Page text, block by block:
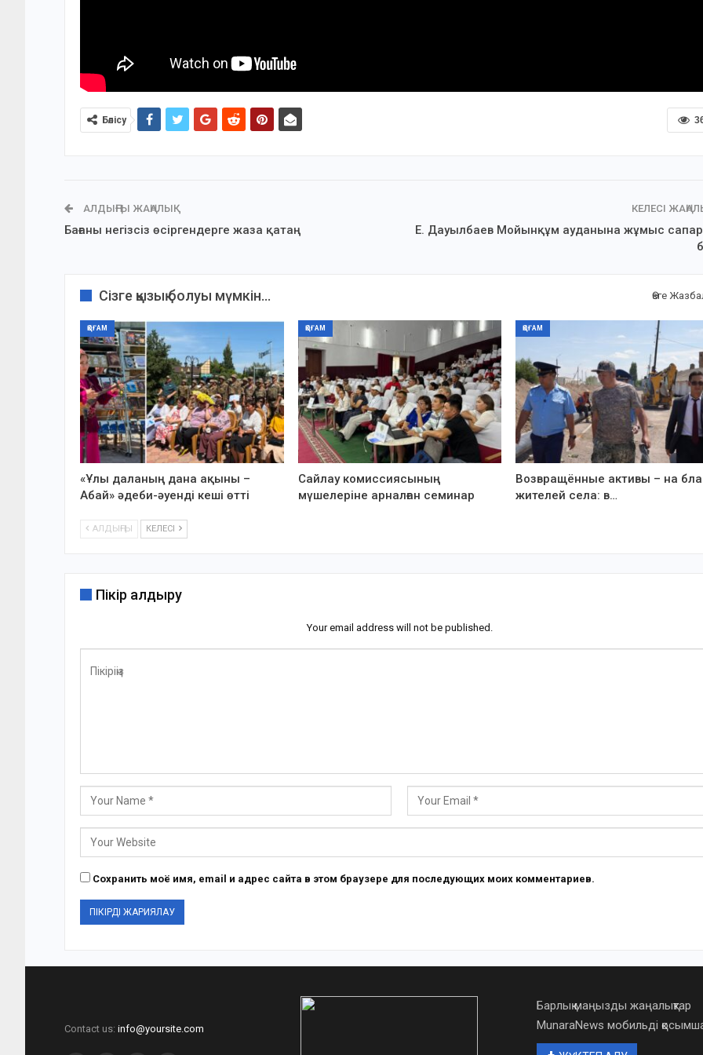
Бөлісу
АЛДЫҢҒЫ ЖАҢАЛЫҚ
Бағаны негізсіз өсіргендерге жаза қатаң
КЕЛЕСІ
Е. Дауылбаев Мойынқұм ауданына жұмыс
Сізге қызық болуы мүмкін... Өзге
ҚОҒАМ
«Ұлы даланың дана ақыны –
Абай» әдеби-әуенді кеші өтті
ҚОҒАМ
Сайлау комиссиясының
мүшелеріне арналған семинар
ҚОҒАМ
Возвращённые активы – на
жителей села: в…
АЛДЫҢҒЫ КЕЛЕСІ
Пікір қалдыру
Your email address will not be published.
Сохранить моё имя, email и адрес сайта в этом браузере для последующих моих комментариев.
Contact us: info@yoursite.com
Барлық маңызды жаңалықтар
MunaraNews мобильді